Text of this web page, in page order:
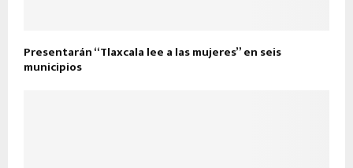
Presentarán “Tlaxcala lee a las mujeres” en seis
municipios